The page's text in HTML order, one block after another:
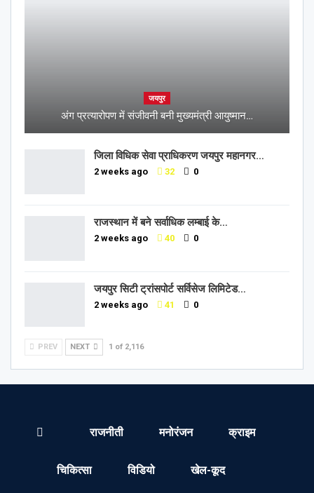
जयपुर
अंग प्रत्यारोपण में संजीवनी बनी मुख्यमंत्री आयुष्मान…
जिला विधिक सेवा प्राधिकरण जयपुर महानगर…
2 weeks ago 32 0
राजस्थान में बने सर्वाधिक लम्बाई के…
2 weeks ago 40 0
जयपुर सिटी ट्रांसपोर्ट सर्विसेज लिमिटेड…
2 weeks ago 41 0
PREV NEXT 1 of 2,116
राजनीती मनोरंजन क्राइम
चिकित्सा विडियो खेल-कूद